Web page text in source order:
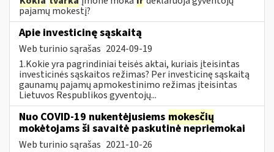
pajamų mokestį?
Apie investicinę sąskaitą
Web turinio sąrašas 2024-09-19
1.Kokie yra pagrindiniai teisės aktai, kuriais įteisintas
investicinės sąskaitos režimas? Per investicinę sąskaitą
gaunamų pajamų apmokestinimo režimas įteisintas
Lietuvos Respublikos gyventojų...
Nuo COVID-19 nukentėjusiems mokesčių
mokėtojams ši savaitė paskutinė nepriemokai
Web turinio sąrašas 2021-10-26